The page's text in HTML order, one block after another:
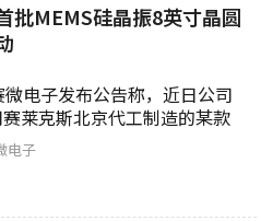
批MEMS硅晶振8英寸晶圆
电子发布公告称，近日公司
莱克斯北京代工制造的某款
振通过了客户验证...
电子